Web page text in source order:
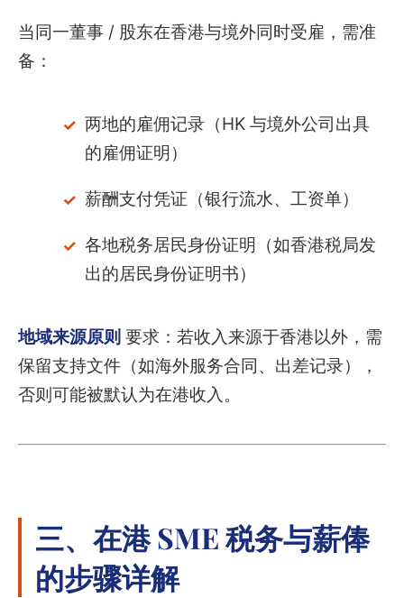
当同一董事 / 股东在香港与境外同时受雇，需准
备：
两地的雇佣记录（HK 与境外公司出具
的雇佣证明）
薪酬支付凭证（银行流水、工资单）
各地税务居民身份证明（如香港税局发
出的居民身份证明书）
地域来源原则 要求：若收入来源于香港以外，需
保留支持文件（如海外服务合同、出差记录），
否则可能被默认为在港收入。
三、在港 SME 税务与薪俸
的步骤详解